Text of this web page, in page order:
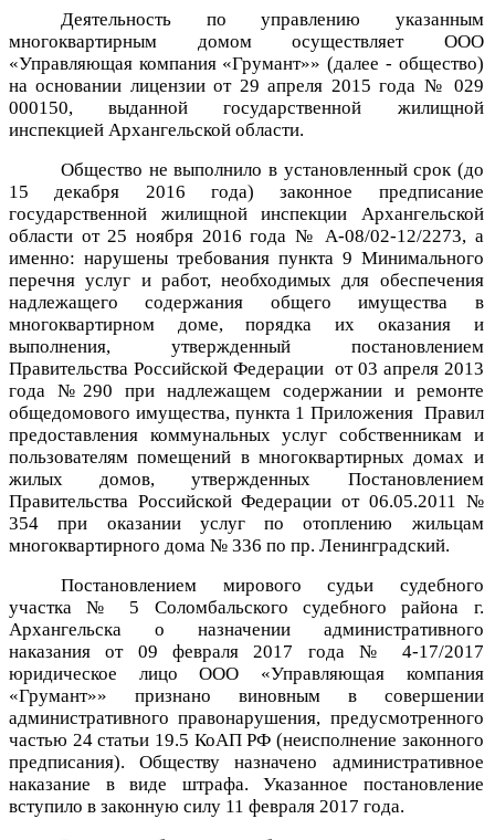
Деятельность по управлению указанным
многоквартирным домом осуществляет ООО
«Управляющая компания «Грумант»» (далее - общество)
на основании лицензии от 29 апреля 2015 года № 029
000150, выданной государственной жилищной
инспекцией Архангельской области.
Общество не выполнило в установленный срок (до
15 декабря 2016 года) законное предписание
государственной жилищной инспекции Архангельской
области от 25 ноября 2016 года № А-08/02-12/2273, а
именно: нарушены требования пункта 9 Минимального
перечня услуг и работ, необходимых для обеспечения
надлежащего содержания общего имущества в
многоквартирном доме, порядка их оказания и
выполнения, утвержденный постановлением
Правительства Российской Федерации от 03 апреля 2013
года №290 при надлежащем содержании и ремонте
общедомового имущества, пункта 1 Приложения Правил
предоставления коммунальных услуг собственникам и
пользователям помещений в многоквартирных домах и
жилых домов, утвержденных Постановлением
Правительства Российской Федерации от 06.05.2011 №
354 при оказании услуг по отоплению жильцам
многоквартирного дома № 336 по пр. Ленинградский.
Постановлением мирового судьи судебного
участка № 5 Соломбальского судебного района г.
Архангельска о назначении административного
наказания от 09 февраля 2017 года № 4-17/2017
юридическое лицо ООО «Управляющая компания
«Грумант»» признано виновным в совершении
административного правонарушения, предусмотренного
частью 24 статьи 19.5 КоАП РФ (неисполнение законного
предписания). Обществу назначено административное
наказание в виде штрафа. Указанное постановление
вступило в законную силу 11 февраля 2017 года.